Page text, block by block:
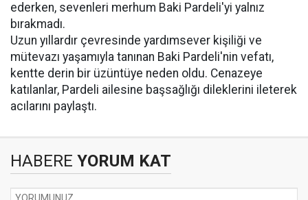
ederken, sevenleri merhum Baki Pardeli'yi yalnız
bırakmadı.
Uzun yıllardır çevresinde yardımsever kişiliği ve
mütevazı yaşamıyla tanınan Baki Pardeli'nin vefatı,
kentte derin bir üzüntüye neden oldu. Cenazeye
katılanlar, Pardeli ailesine başsağlığı dileklerini ileterek
acılarını paylaştı.
HABERE YORUM KAT